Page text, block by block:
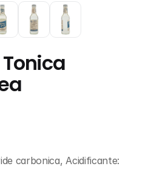
carbonica, Acidificante: